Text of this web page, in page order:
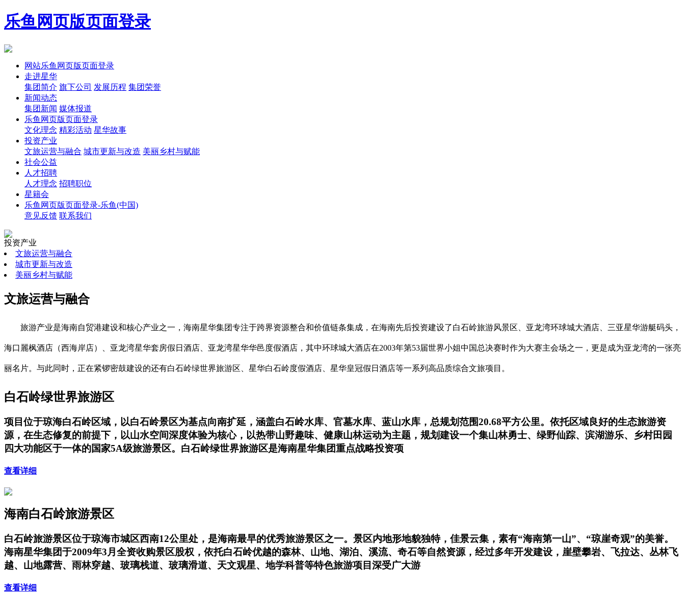
乐鱼网页版页面登录
网站乐鱼网页版页面登录
走进星华
集团简介 旗下公司 发展历程 集团荣誉
新闻动态
集团新闻 媒体报道
乐鱼网页版页面登录
文化理念 精彩活动 星华故事
投资产业
文旅运营与融合 城市更新与改造 美丽乡村与赋能
社会公益
人才招聘
人才理念 招聘职位
星籍会
乐鱼网页版页面登录-乐鱼(中国)
意见反馈 联系我们
投资产业
文旅运营与融合
城市更新与改造
美丽乡村与赋能
文旅运营与融合
旅游产业是海南自贸港建设和核心产业之一，海南星华集团专注于跨界资源整合和价值链条集成，在海南先后投资建设了白石岭旅游风景区、亚龙湾环球城大酒店、三亚星华游艇码头，
海口麗枫酒店（西海岸店）、亚龙湾星华套房假日酒店、亚龙湾星华华邑度假酒店，其中环球城大酒店在2003年第53届世界小姐中国总决赛时作为大赛主会场之一，更是成为亚龙湾的一张亮
丽名片。与此同时，正在紧锣密鼓建设的还有白石岭绿世界旅游区、星华白石岭度假酒店、星华皇冠假日酒店等一系列高品质综合文旅项目。
白石岭绿世界旅游区
项目位于琼海白石岭区域，以白石岭景区为基点向南扩延，涵盖白石岭水库、官墓水库、蓝山水库，总规划范围20.68平方公里。依托区域良好的生态旅游资
源，在生态修复的前提下，以山水空间深度体验为核心，以热带山野趣味、健康山林运动为主题，规划建设一个集山林勇士、绿野仙踪、滨湖游乐、乡村田园
四大功能区于一体的国家5A级旅游景区。白石岭绿世界旅游区是海南星华集团重点战略投资项
查看详细
海南白石岭旅游景区
白石岭旅游景区位于琼海市城区西南12公里处，是海南最早的优秀旅游景区之一。景区内地形地貌独特，佳景云集，素有“海南第一山”、“琼崖奇观”的美誉。
海南星华集团于2009年3月全资收购景区股权，依托白石岭优越的森林、山地、湖泊、溪流、奇石等自然资源，经过多年开发建设，崖壁攀岩、飞拉达、丛林飞
越、山地露营、雨林穿越、玻璃栈道、玻璃滑道、天文观星、地学科普等特色旅游项目深受广大游
查看详细